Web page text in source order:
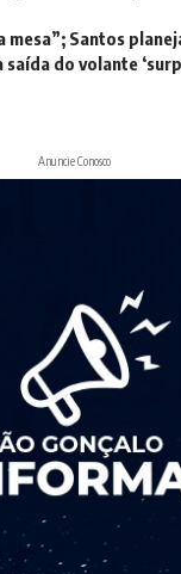
mesa”; Santos
do volante
Anuncie Conosco